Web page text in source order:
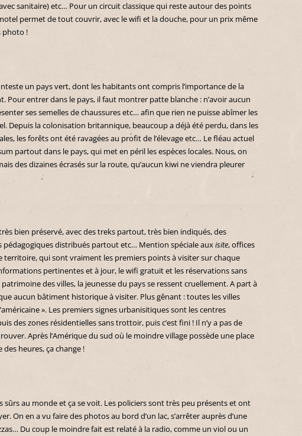
sanitaire) etc… Pour un circuit classique qui reste autour des points
permet de tout couvrir, avec le wifi et la douche, pour un prix même
photo !
un pays vert, dont les habitants ont compris l’importance de la
Pour entrer dans le pays, il faut montrer patte blanche : n’avoir aucun
ses semelles de chaussures etc… afin que rien ne puisse abîmer les
Depuis la colonisation britannique, beaucoup a déjà été perdu, dans les
les forêts ont été ravagées au profit de l’élevage etc… Le fléau actuel
partout dans le pays, qui met en péril les espèces locales. Nous, on
des dizaines écrasés sur la route, qu’aucun kiwi ne viendra pleurer
bien préservé, avec des treks partout, très bien indiqués, des
pédagogiques distribués partout etc… Mention spéciale auxisite, offices
qui sont vraiment les premiers points à visiter sur chaque
pertinentes et à jour, le wifi gratuit et les réservations sans
des villes, la jeunesse du pays se ressent cruellement. A part à
aucun bâtiment historique à visiter. Plus gênant : toutes les villes
». Les premiers signes urbanisitiques sont les centres
des zones résidentielles sans trottoir, puis c’est fini ! Il n’y a pas de
Après l’Amérique du sud où le moindre village possède une place
heures, ça change !
sûrs au monde et ça se voit. Les policiers sont très peu présents et ont
On en a vu faire des photos au bord d’un lac, s’arrêter auprès d’une
Du coup le moindre fait est relaté à la radio, comme un viol ou un